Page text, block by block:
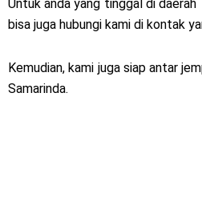
Untuk anda yang tinggal di
bisa juga hubungi kami di kontak
Kemudian, kami juga siap antar
Samarinda.